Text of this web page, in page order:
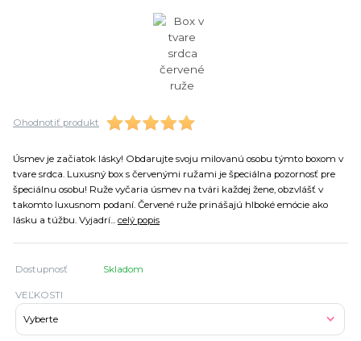
Ohodnotiť produkt
Úsmev je začiatok lásky! Obdarujte svoju milovanú osobu týmto boxom v
tvare srdca. Luxusný box s červenými ružami je špeciálna pozornosť pre
špeciálnu osobu! Ruže vyčaria úsmev na tvári každej žene, obzvlášť v
takomto luxusnom podaní. Červené ruže prinášajú hlboké emócie ako
lásku a túžbu. Vyjadrí... celý popis
Dostupnosť Skladom
VEĽKOSTI